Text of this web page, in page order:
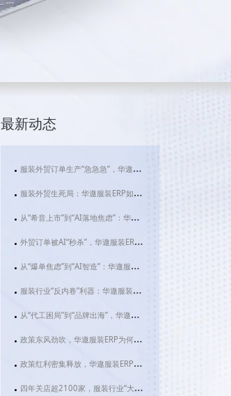
最新动态
服装外贸订单生产“急急急”，华遨服装ERP系统用AI拆解行业“生死时速”
服装外贸生死局：华遨服装ERP如何用AI拆解“快反”与“碎片化”难题？
从“希音上市”到“AI落地焦虑”：华遨服装ERP如何成为服装企业破局的数字基建
外贸订单被AI“秒杀”，华遨服装ERP用技术重构服装行业利润新法则
从“爆单焦虑”到“AI智造”：华遨服装ERP如何让服装企业告别“肉身管理”时代
服装行业“反内卷”利器：华遨服装ERP，如何让您的企业利润实现飞跃式增长？
从“代工困局”到“品牌出海”，华遨服装ERP如何为服装企业装上数智化“引擎”？
政策东风劲吹，华遨服装ERP为何成为服装企业数字化转型的“必选项”？
政策红利密集释放，华遨服装ERP系统助力服装企业抢占数智化转型先机
四年关店超2100家，服装行业“大店化”转型背后：华遨服装ERP如何破解效率困局？